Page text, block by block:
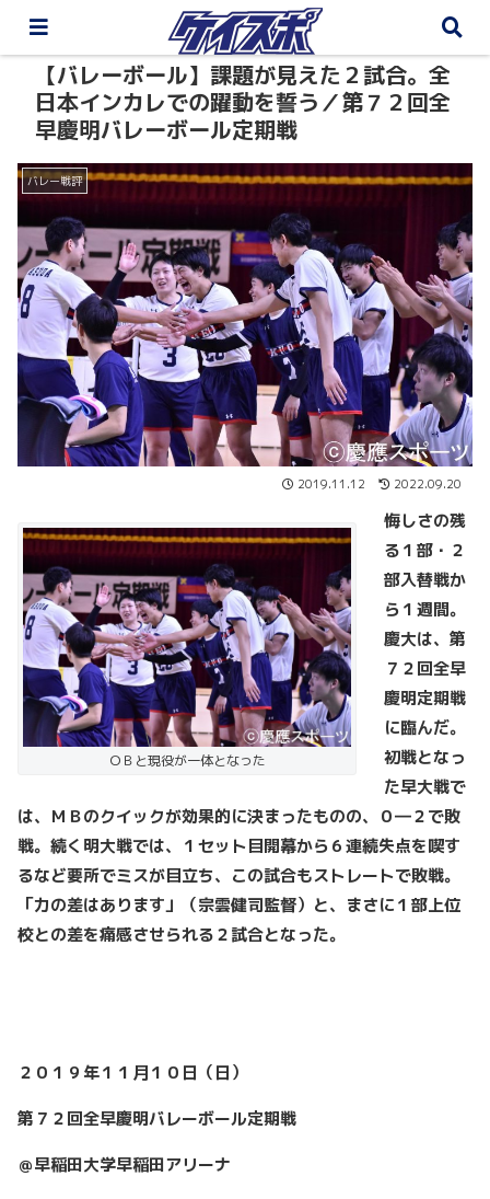
【バレーボール】課題が見えた２試合。全
日本インカレでの躍動を誓う／第７２回全
早慶明バレーボール定期戦
バレー戦評
2019.11.12 2022.09.20
ＯＢと現役が一体となった
悔しさの残
る１部・２
部入替戦か
ら１週間。
慶大は、第
７２回全早
慶明定期戦
に臨んだ。
初戦となっ
た早大戦で
は、ＭＢのクイックが効果的に決まったものの、０―２で敗
戦。続く明大戦では、１セット目開幕から６連続失点を喫す
るなど要所でミスが目立ち、この試合もストレートで敗戦。
「力の差はあります」（宗雲健司監督）と、まさに１部上位
校との差を痛感させられる２試合となった。
２０１９年１１月１０日（日）
第７２回全早慶明バレーボール定期戦
＠早稲田大学早稲田アリーナ